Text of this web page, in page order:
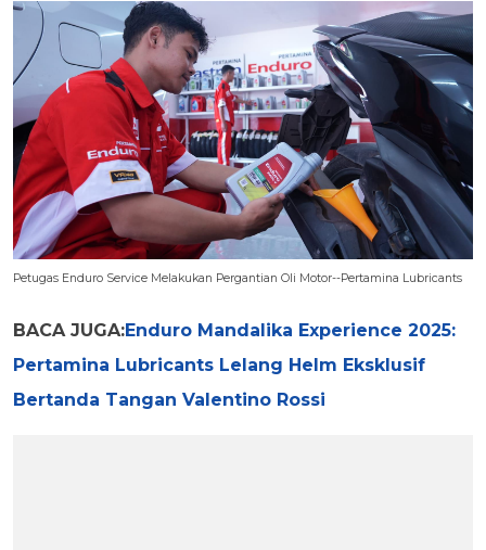
Petugas Enduro Service Melakukan Pergantian Oli Motor--Pertamina Lubricants
BACA JUGA:Enduro Mandalika Experience 2025:
Pertamina Lubricants Lelang Helm Eksklusif
Bertanda Tangan Valentino Rossi